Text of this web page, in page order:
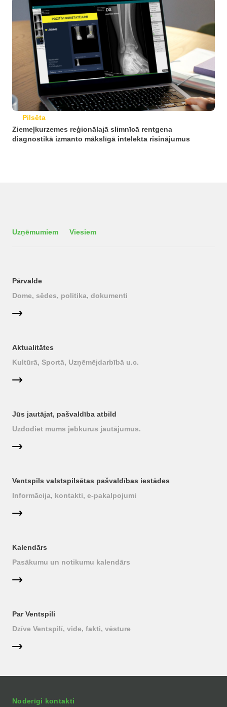
Pilsēta
Ziemeļkurzemes reģionālajā slimnīcā rentgena
diagnostikā izmanto mākslīgā intelekta risinājumus
Uzņēmumiem Viesiem
Pārvalde
Dome, sēdes, politika, dokumenti
Aktualitātes
Kultūrā, Sportā, Uzņēmējdarbībā u.c.
Jūs jautājat, pašvaldība atbild
Uzdodiet mums jebkurus jautājumus.
Ventspils valstspilsētas pašvaldības iestādes
Informācija, kontakti, e-pakalpojumi
Kalendārs
Pasākumu un notikumu kalendārs
Par Ventspili
Dzīve Ventspilī, vide, fakti, vēsture
Noderīgi kontakti